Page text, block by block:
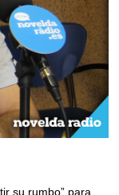
su rumbo” para